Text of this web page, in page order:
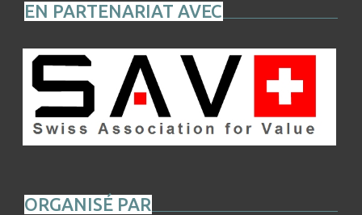
EN PARTENARIAT AVEC
ORGANISÉ PAR